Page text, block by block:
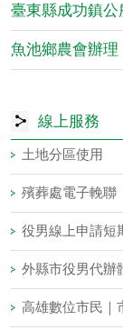
線上服務
土地分區使用
殯葬處電子輓聯
役男線上申請短
外縣市役男代辦
高雄數位市民｜